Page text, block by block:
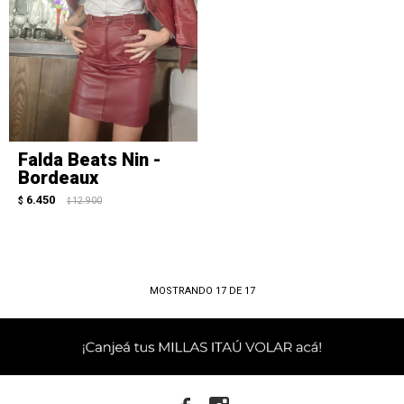
Falda Beats Nin -
Bordeaux
$ 6.450 $ 12.900
MOSTRANDO 17DE 17